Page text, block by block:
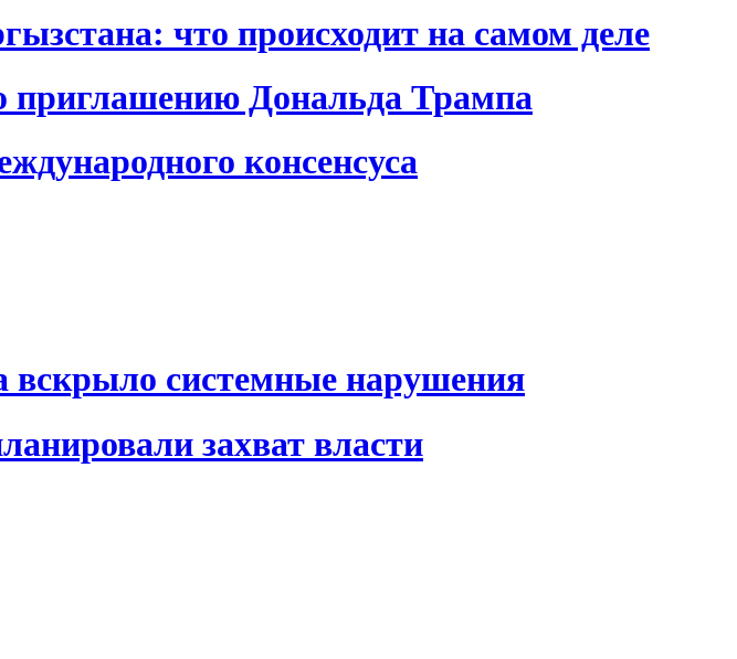
что происходит на самом деле
Дональда Трампа
консенсуса
вскрыло системные нарушения
захват власти